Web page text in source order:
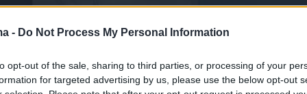
- Do Not Process My Personal Information
opt-out of the sale, sharing to third parties, or processing of your
for targeted advertising by us, please use the below opt-out